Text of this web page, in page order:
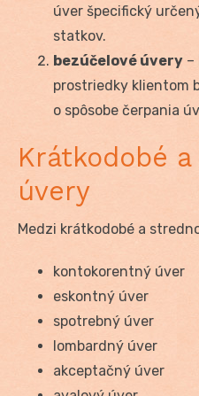
úver špecifický
statkov.
bezúčelové úvery –
prostriedky klientom
o spôsobe čerpania
Krátkodobé
úvery
Medzi krátkodobé a
kontokorentný úver
eskontný úver
spotrebný úver
lombardný úver
akceptačný úver